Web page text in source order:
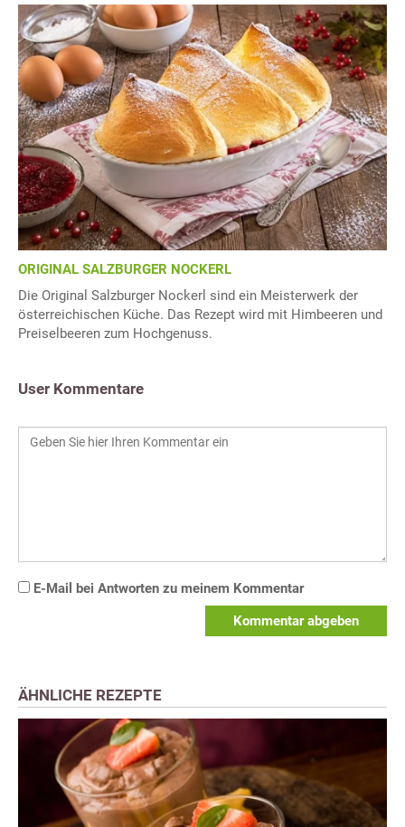
ORIGINAL SALZBURGER NOCKERL
Die Original Salzburger Nockerl sind ein Meisterwerk der
österreichischen Küche. Das Rezept wird mit Himbeeren und
Preiselbeeren zum Hochgenuss.
User Kommentare
E-Mail bei Antworten zu meinem Kommentar
Kommentar abgeben
ÄHNLICHE REZEPTE